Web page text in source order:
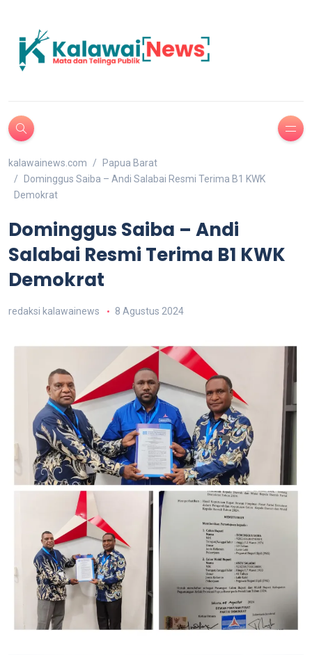
kalawainews.com
Papua Barat
Dominggus Saiba – Andi Salabai Resmi Terima B1 KWK
Demokrat
Dominggus Saiba – Andi
Salabai Resmi Terima B1 KWK
Demokrat
redaksi kalawainews 8 Agustus 2024